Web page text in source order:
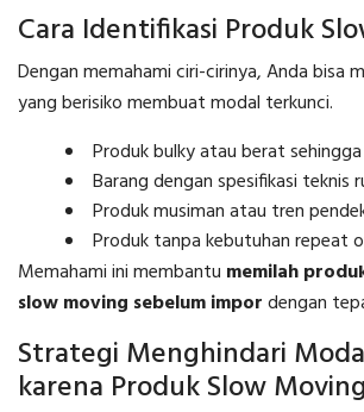
Cara Identifikasi Produk
Dengan memahami ciri-cirinya, Anda bisa
yang berisiko membuat modal terkunci.
Produk bulky atau berat
Barang dengan spesifikasi teknis
Produk musiman atau tren
Produk tanpa kebutuhan repeat
Memahami ini membantu memilah
slow moving sebelum impordengan
Strategi Menghindari
karena Produk Slow Moving